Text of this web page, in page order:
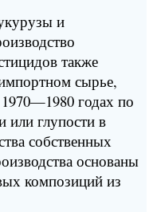
и
также
сырье,
годах по
или глупости в
собственных
основаны
композиций из